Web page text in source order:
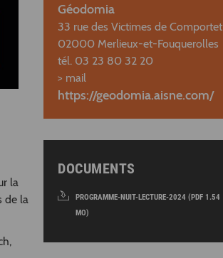
la
de la
Géodomia
33 rue des Victimes de Comportet
02000 Merlieux-et-Fouquerolles
tél. 03 23 80 32 20
> mail
https://geodomia.aisne.com/
DOCUMENTS
PROGRAMME-NUIT-LECTURE-2024 (PDF 1.54
MO)